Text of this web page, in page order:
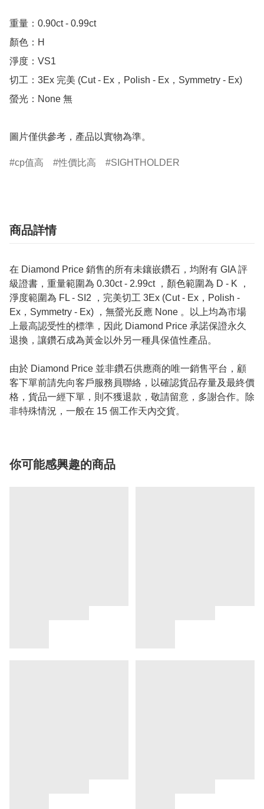
重量：0.90ct - 0.99ct
顏色：H
淨度：VS1
切工：3Ex 完美 (Cut - Ex，Polish - Ex，Symmetry - Ex)
螢光：None 無
圖片僅供參考，產品以實物為準。
cp值高 性價比高 SIGHTHOLDER
商品詳情
在 Diamond Price 銷售的所有未鑲嵌鑽石，均附有 GIA 評
級證書，重量範圍為 0.30ct - 2.99ct ，顏色範圍為 D - K ，
淨度範圍為 FL - SI2 ，完美切工 3Ex (Cut - Ex，Polish -
Ex，Symmetry - Ex) ，無螢光反應 None 。以上均為市場
上最高認受性的標準，因此 Diamond Price 承諾保證永久
退換，讓鑽石成為黃金以外另一種具保值性產品。
由於 Diamond Price 並非鑽石供應商的唯一銷售平台，顧
客下單前請先向客戶服務員聯絡，以確認貨品存量及最終價
格，貨品一經下單，則不獲退款，敬請留意，多謝合作。除
非特殊情況，一般在 15 個工作天內交貨。
你可能感興趣的商品